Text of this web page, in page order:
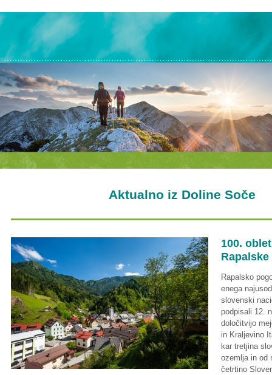
Aktualno iz Doline Soče
100.
Rapalsko
enega
slovenski
podpisali 12.
določitvijo
in Kraljevino
kar tretjina
ozemlja in od
četrtino